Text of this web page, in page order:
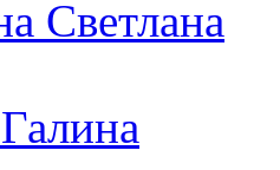
Светлана